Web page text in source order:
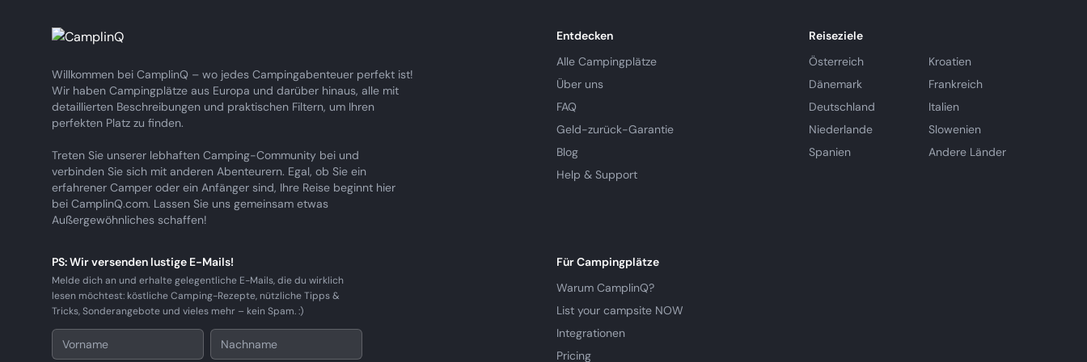
Willkommen bei CamplinQ – wo jedes Campingabenteuer perfekt ist!
Wir haben Campingplätze aus Europa und darüber hinaus, alle mit
detaillierten Beschreibungen und praktischen Filtern, um Ihren
perfekten Platz zu finden.
Treten Sie unserer lebhaften Camping-Community bei und
verbinden Sie sich mit anderen Abenteurern. Egal, ob Sie ein
erfahrener Camper oder ein Anfänger sind, Ihre Reise beginnt hier
bei CamplinQ.com. Lassen Sie uns gemeinsam etwas
Außergewöhnliches schaffen!
Entdecken
Alle Campingplätze
Über uns
FAQ
Geld-zurück-Garantie
Blog
Help & Support
Reiseziele
Österreich
Kroatien
Dänemark
Frankreich
Deutschland
Italien
Niederlande
Slowenien
Spanien
Andere Länder
PS: Wir versenden lustige E-Mails!
Melde dich an und erhalte gelegentliche E-Mails, die du wirklich
lesen möchtest: köstliche Camping-Rezepte, nützliche Tipps &
Tricks, Sonderangebote und vieles mehr – kein Spam. :)
Für Campingplätze
Warum CamplinQ?
List your campsite NOW
Integrationen
Pricing